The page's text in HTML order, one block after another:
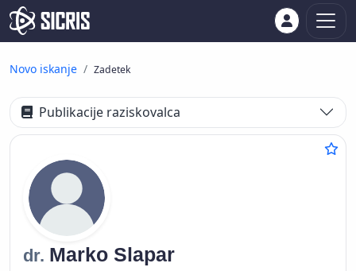
Novo iskanje Zadetek
Publikacije raziskovalca
dr. Marko Slapar